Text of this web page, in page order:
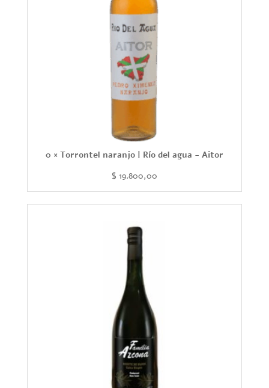
0 × Torrontel naranjo | Río del agua - Aitor
$ 19.800,00